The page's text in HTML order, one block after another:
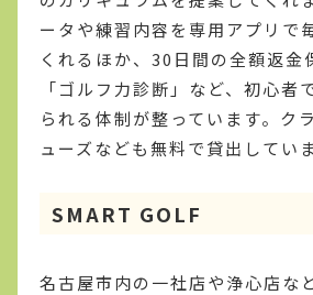
ータや練習内容を専用アプリで
くれるほか、30日間の全額返金
「ゴルフ力診断」など、初心者
られる体制が整っています。ク
ューズなども無料で貸出していま
SMART GOLF
名古屋市内の一社店や浄心店な